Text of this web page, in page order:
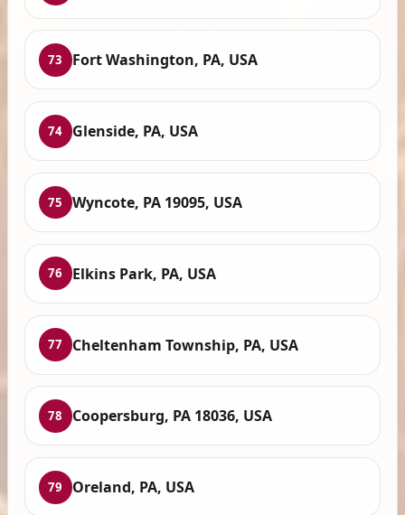
73 Fort Washington, PA, USA
74 Glenside, PA, USA
75 Wyncote, PA 19095, USA
76 Elkins Park, PA, USA
77 Cheltenham Township, PA, USA
78 Coopersburg, PA 18036, USA
79 Oreland, PA, USA